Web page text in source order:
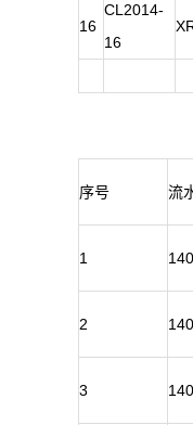
16
CL2014-
16
序号 流
1
2
3